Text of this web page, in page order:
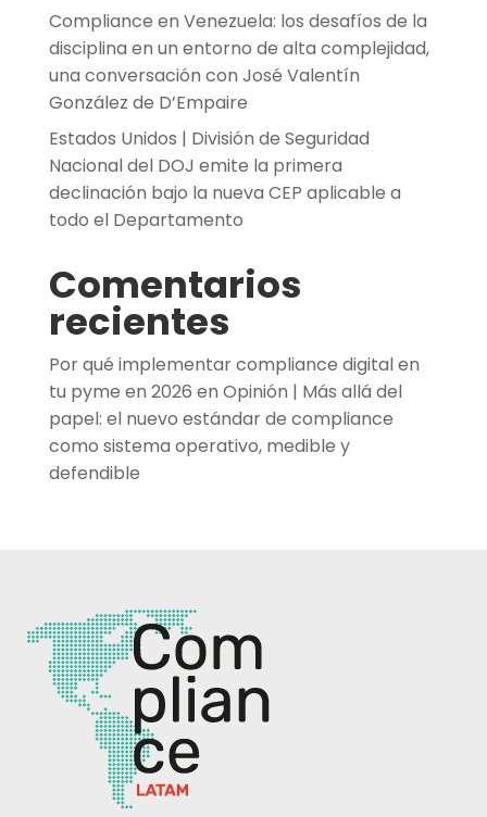
Compliance en Venezuela: los desafíos de la
disciplina en un entorno de alta complejidad,
una conversación con José Valentín
González de D’Empaire
Estados Unidos | División de Seguridad
Nacional del DOJ emite la primera
declinación bajo la nueva CEP aplicable a
todo el Departamento
Comentarios
recientes
Por qué implementar compliance digital en
tu pyme en 2026 en Opinión | Más allá del
papel: el nuevo estándar de compliance
como sistema operativo, medible y
defendible